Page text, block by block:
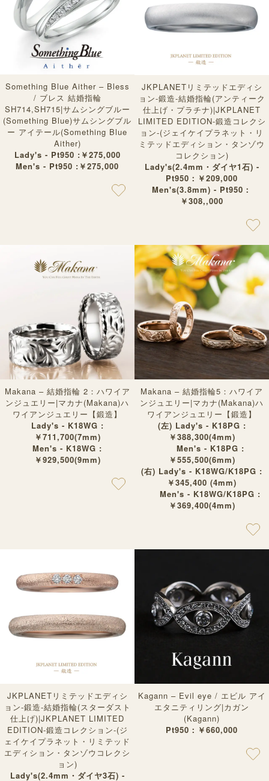
Something Blue Aither – Bless
/ ブレス 結婚指輪
SH714,SH715|サムシングブルー
(Something Blue)サムシングブル
ー アイテール(Something Blue
Aither)
Lady's - Pt950 :￥275,000
Men's - Pt950 :￥275,000
JKPLANETリミテッドエディシ
ョン-鍛造-結婚指輪(アンティーク
仕上げ・プラチナ)|JKPLANET
LIMITED EDITION-鍛造コレクシ
ョン-(ジェイケイプラネット・リ
ミテッドエディション・タンゾウ
コレクション)
Lady's(2.4mm・ダイヤ1石) -
Pt950：￥209,000
Men's(3.8mm) - Pt950：
￥308,,000
Makana – 結婚指輪 2：ハワイア
ンジュエリー|マカナ(Makana)ハ
ワイアンジュエリー【鍛造】
Lady's - K18WG :
￥711,700(7mm)
Men's - K18WG :
￥929,500(9mm)
Makana – 結婚指輪5：ハワイア
ンジュエリー|マカナ(Makana)ハ
ワイアンジュエリー【鍛造】
(左) Lady's - K18PG :
￥388,300(4mm)
Men's - K18PG :
￥555,500(6mm)
(右) Lady's - K18WG/K18PG :
￥345,400 (4mm)
Men's - K18WG/K18PG :
￥369,400(4mm)
JKPLANETリミテッドエディシ
ョン-鍛造-結婚指輪(スターダスト
仕上げ)|JKPLANET LIMITED
EDITION-鍛造コレクション-(ジ
ェイケイプラネット・リミテッド
エディション・タンゾウコレクシ
ョン)
Lady's(2.4mm・ダイヤ3石) -
Kagann – Evil eye / エビル アイ
エタニティリング|カガン
(Kagann)
Pt950：￥660,000